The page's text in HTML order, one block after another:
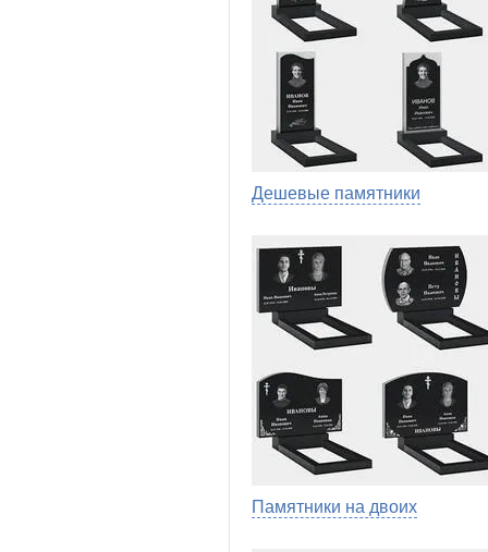
Дешевые памятники
Памятники на двоих